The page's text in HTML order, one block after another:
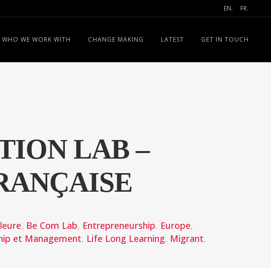
EN. FR.
WHO WE WORK WITH CHANGE MAKING LATEST GET IN TOUCH
LAB –
, Be Com Lab, Entrepreneurship, Europe,
et Management, Life Long Learning, Migrant,